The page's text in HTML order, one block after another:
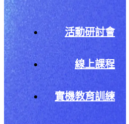
活動研討會
線上課程
實機教育訓練